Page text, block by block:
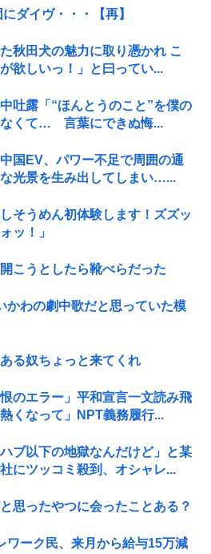
ダイヴ・・・【再】
秋田犬の魅力に取り憑かれ こ
欲しいっ！」と曰ってい...
吐露「“ほんとうのこと”を僕の
なくて… 言葉にできぬ悔...
国EV、パワー不足で周囲の通
光景を生み出してしまい…...
そうめん初体験します！ズズッ
！」
こうとしたら靴べらだった
かわの劇中歌だと思っていた模
る奴ちょっと来てくれ
のエラー」平和宣言一文読み飛
くなって」NPT義務履行...
ブ以下の地獄なんだけど」と某
にツッコミ殺到、オシャレ...
思ったやつに会ったことある？
ワーク民、来月から給与15万減